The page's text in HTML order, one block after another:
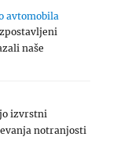
avtomobila
naše
izvrstni
notranjosti